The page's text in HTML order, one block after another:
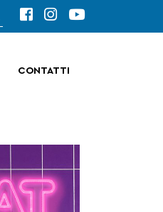
CONTATTI